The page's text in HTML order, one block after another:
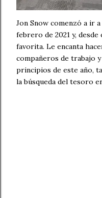
Jon Snow comenzó a ir
febrero de 2021 y,
favorita. Le encanta
compañeros de trabajo
principios de este año,
la búsqueda del tesoro